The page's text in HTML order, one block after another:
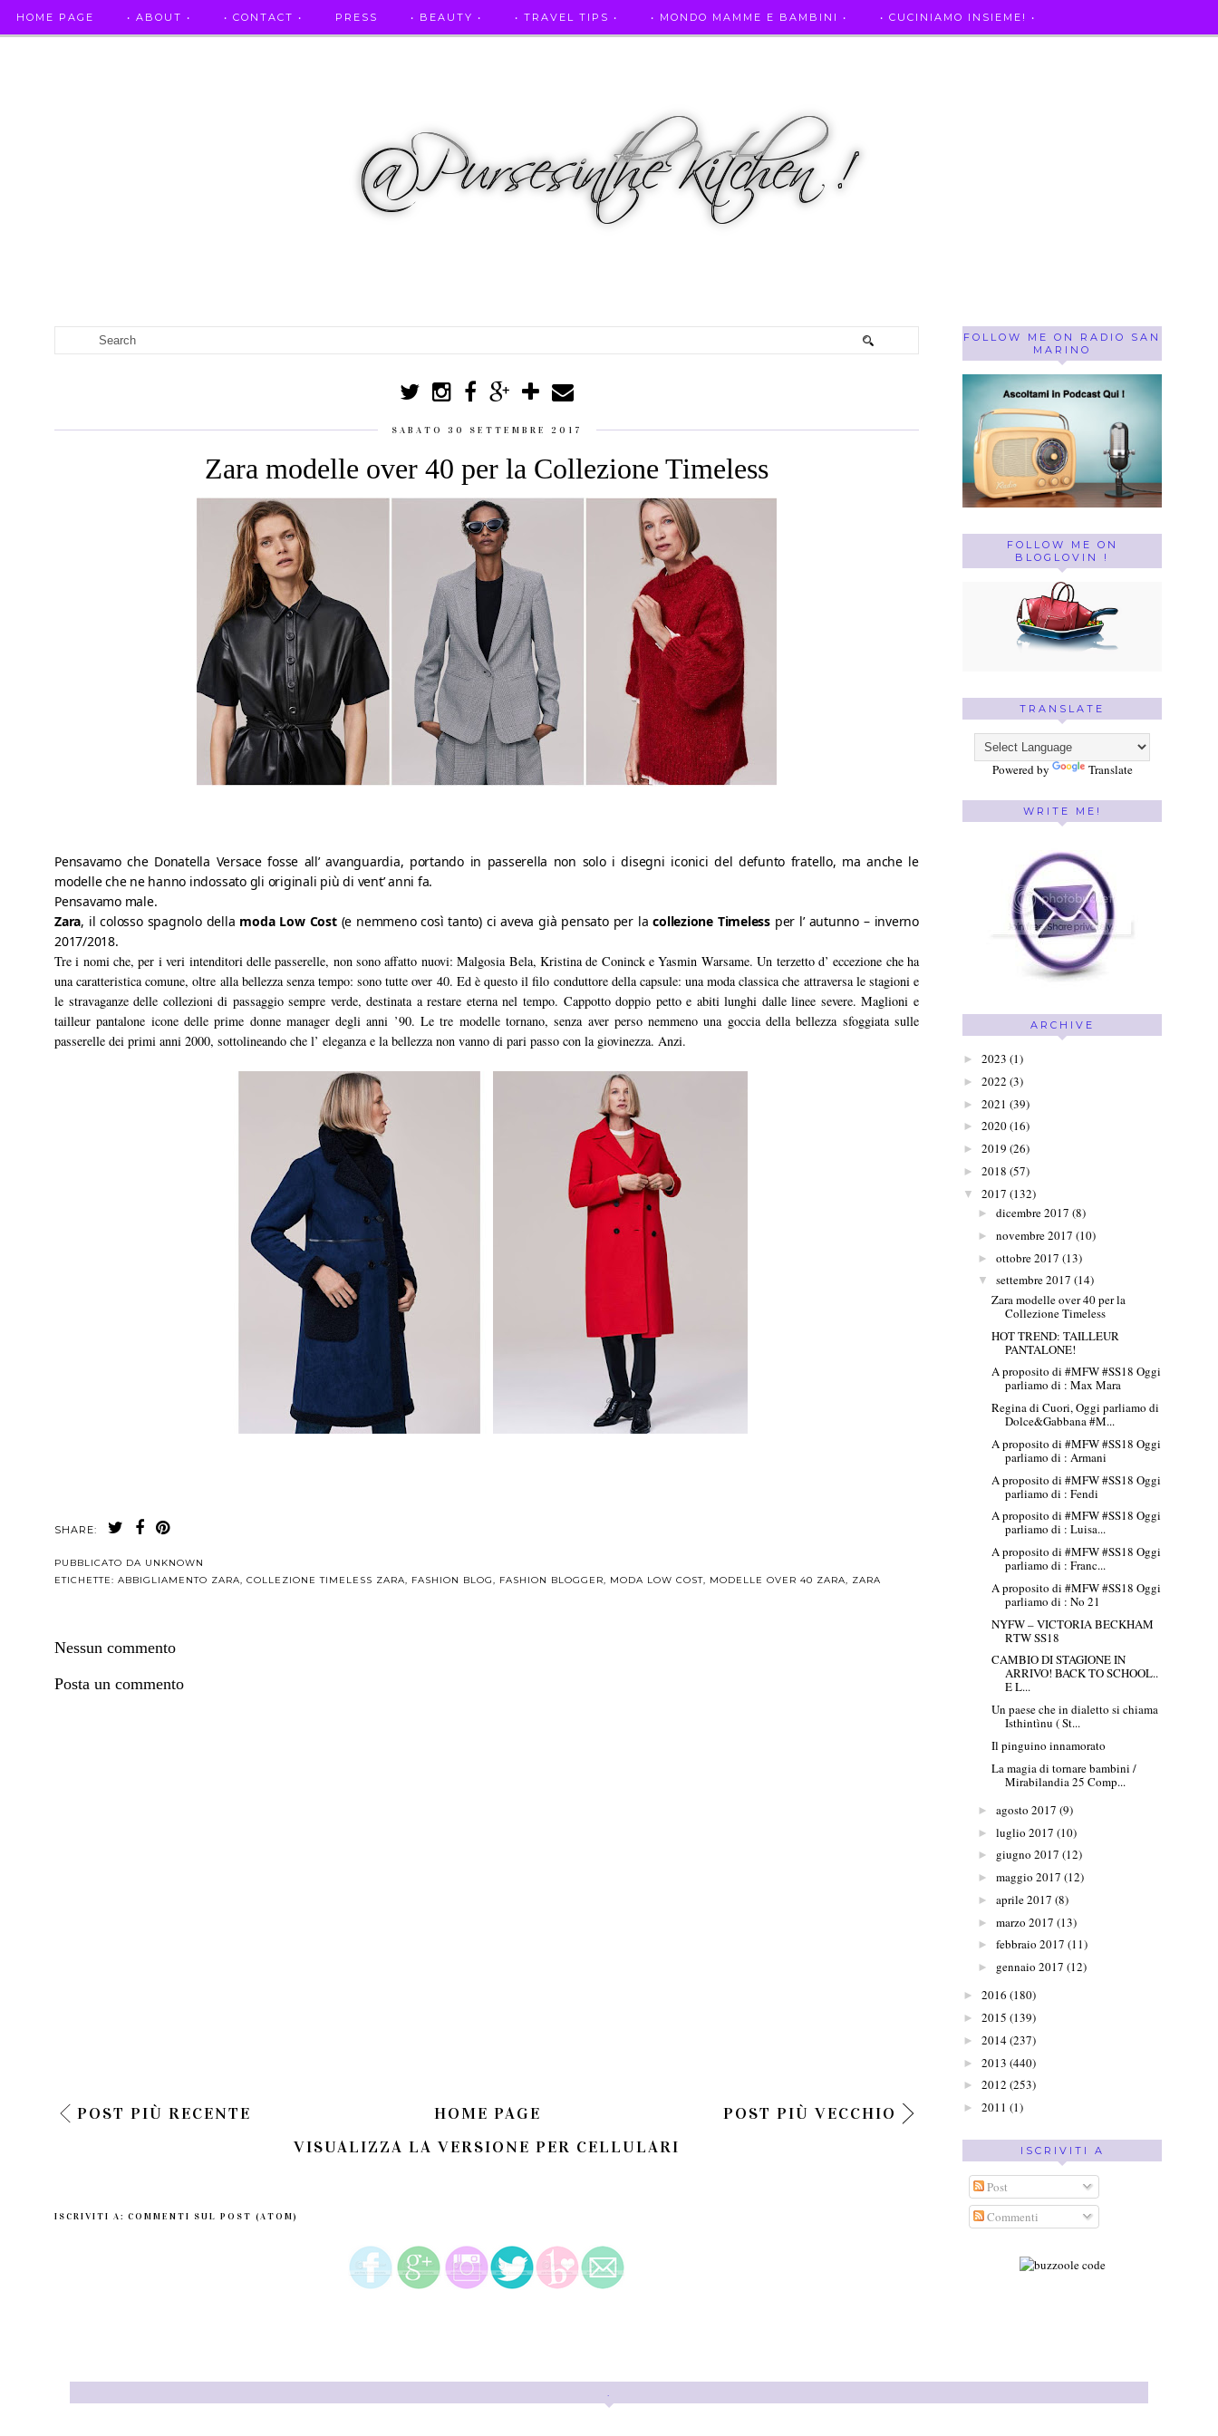
HOME PAGE • ABOUT • • CONTACT • PRESS • BEAUTY • • TRAVEL TIPS • • MONDO MAMME E BAMBINI • • CUCINIAMO INSIEME! •
SABATO 30 SETTEMBRE 2017
Zara modelle over 40 per la Collezione Timeless
Pensavamo che Donatella Versace fosse all’ avanguardia, portando in passerella non solo i disegni iconici del defunto fratello, ma anche le
modelle che ne hanno indossato gli originali più di vent’ anni fa.
Zara, il colosso spagnolo della moda Low Cost (e nemmeno così tanto) ci aveva già pensato per la collezione Timeless per l’ autunno – inverno
2017/2018.
Tre i nomi che, per i veri intenditori delle passerelle, non sono affatto nuovi: Malgosia Bela, Kristina de Coninck e Yasmin Warsame. Un terzetto d’ eccezione che ha
una caratteristica comune, oltre alla bellezza senza tempo: sono tutte over 40. Ed è questo il filo conduttore della capsule: una moda classica che attraversa le stagioni e
le stravaganze delle collezioni di passaggio sempre verde, destinata a restare eterna nel tempo. Cappotto doppio petto e abiti lunghi dalle linee severe. Maglioni e
tailleur pantalone icone delle prime donne manager degli anni ’90. Le tre modelle tornano, senza aver perso nemmeno una goccia della bellezza sfoggiata sulle
passerelle dei primi anni 2000, sottolineando che l’ eleganza e la bellezza non vanno di pari passo con la giovinezza. Anzi.
SHARE:
PUBBLICATO DA UNKNOWN
ETICHETTE: ABBIGLIAMENTO ZARA, COLLEZIONE TIMELESS ZARA, FASHION BLOG, FASHION BLOGGER, MODA LOW COST, MODELLE OVER 40 ZARA, ZARA
Nessun commento
Posta un commento
POST PIÙ RECENTE POST PIÙ VECCHIO
HOME PAGE
VISUALIZZA LA VERSIONE PER CELLULARI
ISCRIVITI A: COMMENTI SUL POST (ATOM)
FOLLOW ME ON RADIO SAN
MARINO
FOLLOW ME ON
BLOGLOVIN !
TRANSLATE
Powered by Translate
WRITE ME!
ARCHIVE
► 2023 (1)
► 2022 (3)
► 2021 (39)
► 2020(16)
► 2019 (26)
► 2018 (57)
▼ 2017 (132)
► dicembre 2017 (8)
► novembre 2017 (10)
► ottobre 2017 (13)
▼ settembre 2017 (14)
Zara modelle over 40 per la
Collezione Timeless
HOT TREND: TAILLEUR
PANTALONE!
A proposito di #MFW #SS18 Oggi
parliamo di : Max Mara
Regina di Cuori, Oggi parliamo di
Dolce&Gabbana #M...
A proposito di #MFW #SS18 Oggi
parliamo di : Armani
A proposito di #MFW #SS18 Oggi
parliamo di : Fendi
A proposito di #MFW #SS18 Oggi
parliamo di : Luisa...
A proposito di #MFW #SS18 Oggi
parliamo di : Franc...
A proposito di #MFW #SS18 Oggi
parliamo di : No 21
NYFW – VICTORIA BECKHAM
RTW SS18
CAMBIO DI STAGIONE IN
ARRIVO! BACK TO SCHOOL..
E L...
Un paese che in dialetto si chiama
Isthintìnu ( St...
Il pinguino innamorato
La magia di tornare bambini /
Mirabilandia 25 Comp...
► agosto 2017 (9)
► luglio 2017 (10)
► giugno 2017 (12)
► maggio 2017 (12)
► aprile 2017 (8)
► marzo 2017 (13)
► febbraio 2017 (11)
► gennaio 2017 (12)
► 2016 (180)
► 2015 (139)
► 2014(237)
► 2013 (440)
► 2012 (253)
► 2011 (1)
ISCRIVITI A
Post
Commenti
.